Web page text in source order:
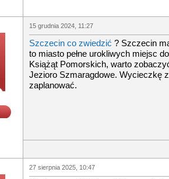
15 grudnia 2024, 11:27
Szczecin co zwiedzić ? Szczecin
to miasto pełne urokliwych miejsc
Książąt Pomorskich, warto
Jezioro Szmaragdowe. Wycieczkę
zaplanować.
27 sierpnia 2025, 10:47